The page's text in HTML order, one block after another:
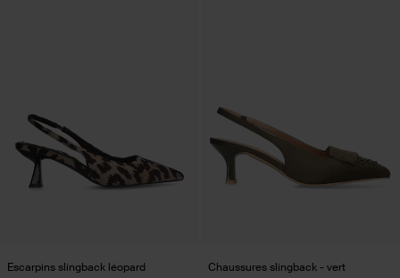
Escarpins slingback léopard Chaussures slingback - vert